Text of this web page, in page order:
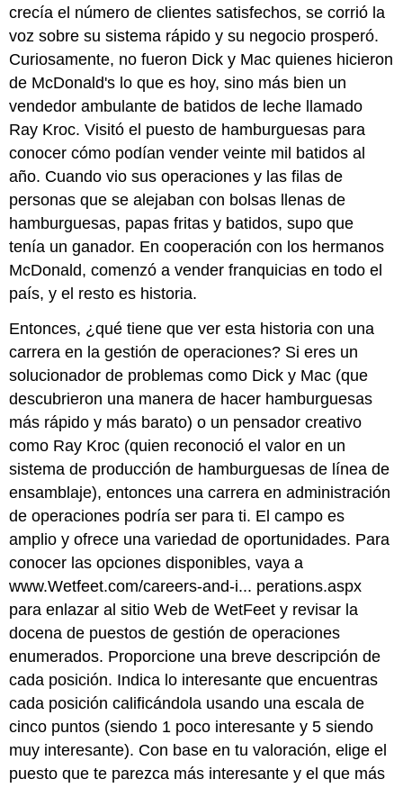
crecía el número de clientes satisfechos, se corrió la
voz sobre su sistema rápido y su negocio prosperó.
Curiosamente, no fueron Dick y Mac quienes hicieron
de McDonald's lo que es hoy, sino más bien un
vendedor ambulante de batidos de leche llamado
Ray Kroc. Visitó el puesto de hamburguesas para
conocer cómo podían vender veinte mil batidos al
año. Cuando vio sus operaciones y las filas de
personas que se alejaban con bolsas llenas de
hamburguesas, papas fritas y batidos, supo que
tenía un ganador. En cooperación con los hermanos
McDonald, comenzó a vender franquicias en todo el
país, y el resto es historia.
Entonces, ¿qué tiene que ver esta historia con una
carrera en la gestión de operaciones? Si eres un
solucionador de problemas como Dick y Mac (que
descubrieron una manera de hacer hamburguesas
más rápido y más barato) o un pensador creativo
como Ray Kroc (quien reconoció el valor en un
sistema de producción de hamburguesas de línea de
ensamblaje), entonces una carrera en administración
de operaciones podría ser para ti. El campo es
amplio y ofrece una variedad de oportunidades. Para
conocer las opciones disponibles, vaya a
www.Wetfeet.com/careers-and-i... perations.aspx
para enlazar al sitio Web de WetFeet y revisar la
docena de puestos de gestión de operaciones
enumerados. Proporcione una breve descripción de
cada posición. Indica lo interesante que encuentras
cada posición calificándola usando una escala de
cinco puntos (siendo 1 poco interesante y 5 siendo
muy interesante). Con base en tu valoración, elige el
puesto que te parezca más interesante y el que más